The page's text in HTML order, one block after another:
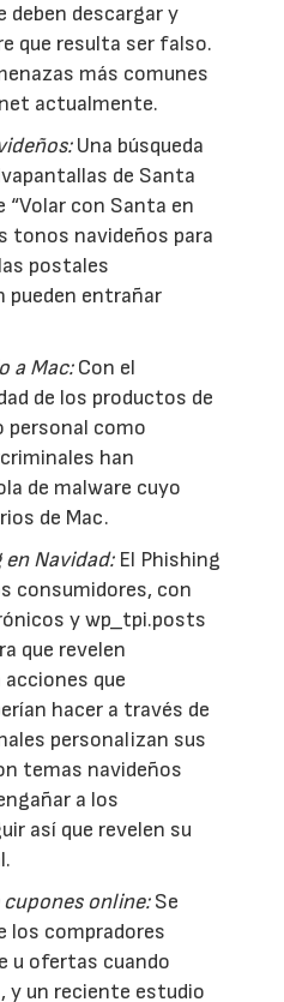
deben descargar y
que resulta ser falso.
más comunes
actualmente.
Una búsqueda
de Santa
“Volar con Santa en
tonos navideños para
postales
pueden entrañar
a Mac:Con el
de los productos de
personal como
han
de malware cuyo
de Mac.
en Navidad: El Phishing
consumidores, con
y wp_tpi.posts
que revelen
que
hacer a través de
personalizan sus
temas navideños
a los
así que revelen su
cupones online:Se
los compradores
u ofertas cuando
y un reciente estudio